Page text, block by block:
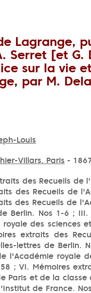
Lagrange,
Serret [et
sur la vie
par M.
Louis
Villars. Paris -
des Recueils de
des Recueils de
des Recueils de
Berlin. Nos 1-6 ; III.
des sciences
extraits des
lettres de Berlin.
l'Académie royale
; VI. Mémoires
Paris et de la
de France.